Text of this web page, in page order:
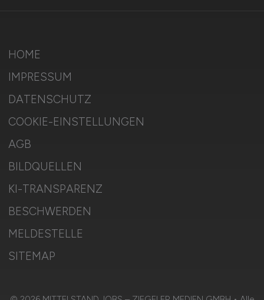
HOME
IMPRESSUM
DATENSCHUTZ
COOKIE-EINSTELLUNGEN
AGB
BILDQUELLEN
KI-TRANSPARENZ
BESCHWERDEN
MELDESTELLE
SITEMAP